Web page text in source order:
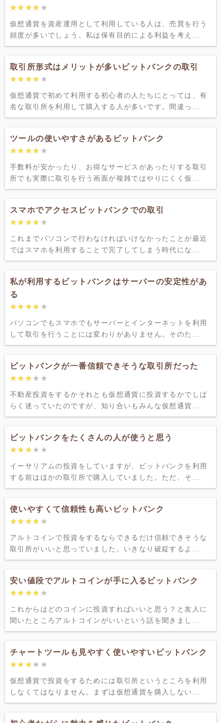
★★★★★
★★★★★
仮想通貨を資産運用として利用している人は、売買を行う
頻度が多いでしょう。私は保有目的による利益を考え...
取引所形式はメリットが多いビットバンクの取引
★★★★★
★★★★★
仮想通貨で初めて利用する初心者の人たちにとっては、有
名な取引所を利用して購入する人が多いです。間違っ...
ツールの使いやすさがあるビットバンク
★★★★★
★★★★★
手数料が安かったり、お得なサービスがあったりする取引
所でも実際に取引を行う画面が複雑ではやりにくく仮...
スマホでアクセスビットバンクでの取引
★★★★★
★★★★★
これまでパソコンで行わなければいけなかったことが最近
ではスマホを利用することで完了してしまう時代にな...
私が利用するビットバンクはサーバーの安定性があ
る
★★★★★
★★★★★
パソコンでもスマホでもサーバーとインターネットを利用
して取引を行うことには変わりがありません。そのた...
ビットバンクが一番信頼できそうな取引所だった
★★★★★
★★★★★
不動産投資をするかそれとも仮想通貨に投資するかでしば
らく迷っていたのですが、知り合いもみんな仮想通貨...
ビットバンクをたくさんの人が使うと思う
★★★★★
★★★★★
イーサリアムの投資をしていますが、ビットバンクを利用
する前はほかの取引所で購入していました。ただ、そ...
使いやすくて信頼性も高いビットバンク
★★★★★
★★★★★
アルトコインで投資をするならできるだけ信頼できそうな
取引所がいいと思っていました。いきなり破綻するよ...
安い値段でアルトコインが手に入るビットバンク
★★★★★
★★★★★
これからはどのコインに投資すればいいと思う？と友人に
聞いたところアルトコインがいいという話を聞きまし...
チャートツールも見やすく使いやすいビットバンク
★★★★★
★★★★★
仮想通貨で投資をするためには取引所というところを利用
しなくてはなりません。まずは仮想通貨を購入しない...